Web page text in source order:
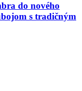
do nového
s tradičným